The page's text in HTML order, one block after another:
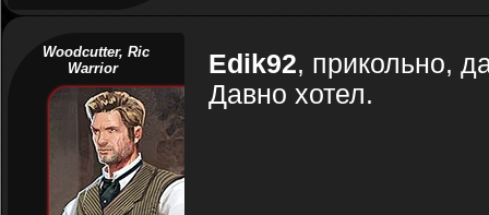
Woodcutter, Ric
Warrior
Edik92, прикольно,
Давно хотел.